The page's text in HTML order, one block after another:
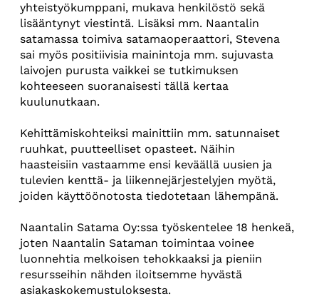
yhteistyökumppani, mukava henkilöstö sekä
lisääntynyt viestintä. Lisäksi mm. Naantalin
satamassa toimiva satamaoperaattori, Stevena
sai myös positiivisia mainintoja mm. sujuvasta
laivojen purusta vaikkei se tutkimuksen
kohteeseen suoranaisesti tällä kertaa
kuulunutkaan.
Kehittämiskohteiksi mainittiin mm. satunnaiset
ruuhkat, puutteelliset opasteet. Näihin
haasteisiin vastaamme ensi keväällä uusien ja
tulevien kenttä- ja liikennejärjestelyjen myötä,
joiden käyttöönotosta tiedotetaan lähempänä.
Naantalin Satama Oy:ssa työskentelee 18 henkeä,
joten Naantalin Sataman toimintaa voinee
luonnehtia melkoisen tehokkaaksi ja pieniin
resursseihin nähden iloitsemme hyvästä
asiakaskokemustuloksesta.